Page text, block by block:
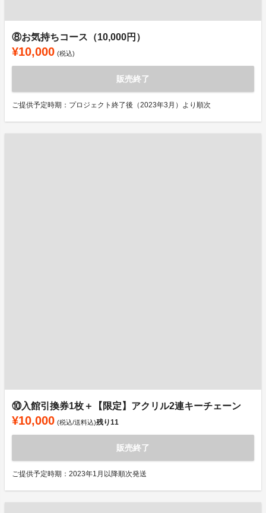
⑧お気持ちコース（10,000円）
¥10,000 (税込)
販売終了
ご提供予定時期：プロジェクト終了後（2023年3月）より順次
⑩入館引換券1枚＋【限定】アクリル2連キーチェーン
¥10,000 (税込/送料込)残り11
販売終了
ご提供予定時期：2023年1月以降順次発送